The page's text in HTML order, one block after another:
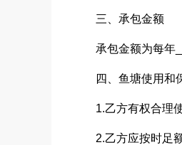
三、承包金额
承包金额为每年
四、鱼塘使用和
1.乙方有权合理
2.乙方应按时足